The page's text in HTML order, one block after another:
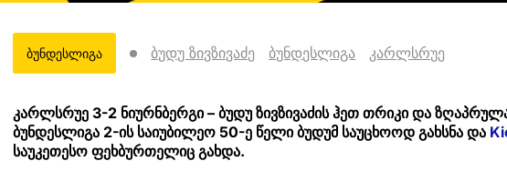
ბუნდესლიგა ბუდუ ზივზივაძე ბუნდესლიგა კარლსრუე
კარლსრუე 3-2 ნიურნბერგი – ბუდუ ზივზივაძის ჰეთ თრიკი და
ბუნდესლიგა 2-ის საიუბილეო 50-ე წელი ბუდუმ საუცხოოდ გახსნა და
საუკეთესო ფეხბურთელიც გახდა.